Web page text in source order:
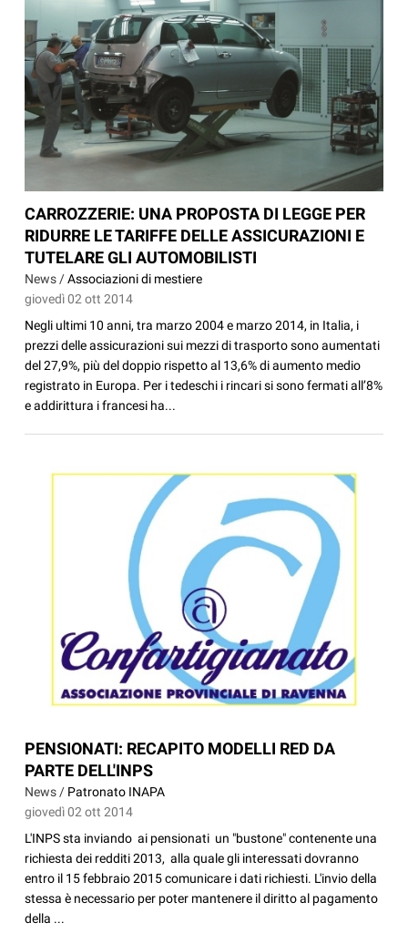
CARROZZERIE: UNA PROPOSTA DI LEGGE PER
RIDURRE LE TARIFFE DELLE ASSICURAZIONI E
TUTELARE GLI AUTOMOBILISTI
News /Associazioni di mestiere
giovedì 02 ott 2014
Negli ultimi 10 anni, tra marzo 2004 e marzo 2014, in Italia, i
prezzi delle assicurazioni sui mezzi di trasporto sono aumentati
del 27,9%, più del doppio rispetto al 13,6% di aumento medio
registrato in Europa. Per i tedeschi i rincari si sono fermati all’8%
e addirittura i francesi ha...
PENSIONATI: RECAPITO MODELLI RED DA
PARTE DELL'INPS
News / Patronato INAPA
giovedì 02 ott 2014
L'INPS sta inviando ai pensionati un "bustone" contenente una
richiesta dei redditi 2013, alla quale gli interessati dovranno
entro il 15 febbraio 2015 comunicare i dati richiesti. L'invio della
stessa è necessario per poter mantenere il diritto al pagamento
della ...